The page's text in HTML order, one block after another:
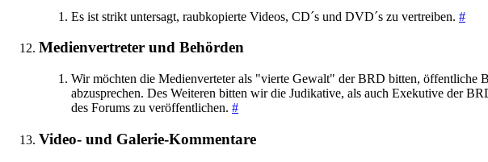
Es ist strikt untersagt, raubkopierte Videos, CD´s und DVD´s zu vertreiben. #
Medienvertreter und Behörden
Wir möchten die Medienverteter als "vierte Gewalt" der BRD bitten, öffentliche
abzusprechen. Des Weiteren bitten wir die Judikative, als auch Exekutive der
des Forums zu veröffentlichen. #
Video- und Galerie-Kommentare